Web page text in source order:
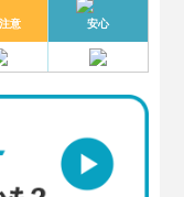
意 安心